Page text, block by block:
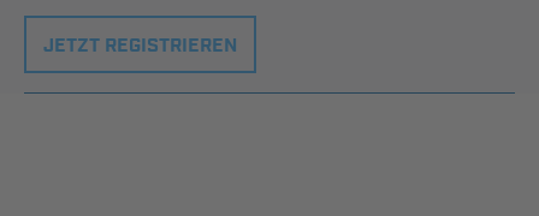
JETZT REGISTRIEREN